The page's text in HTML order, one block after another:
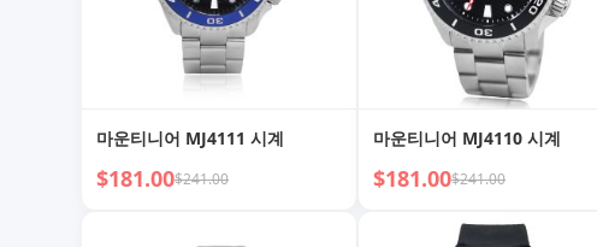
마운티니어 MJ4111 시계
$181.00$241.00
마운티니어 MJ4110 시계
$181.00$241.00